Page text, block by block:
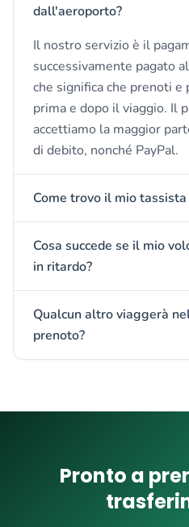
dall'aeroporto?
Il nostro servizio è il
successivamente pagato
che significa che prenoti e
prima e dopo il viaggio. Il
accettiamo la maggior
di debito, nonché PayPal.
Come trovo il mio
Cosa succede se il mio
in ritardo?
Qualcun altro viaggerà
prenoto?
Pronto a